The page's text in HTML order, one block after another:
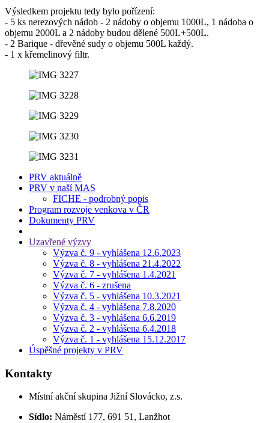
Výsledkem projektu tedy bylo pořízení:
- 5 ks nerezových nádob - 2 nádoby o objemu 1000L, 1 nádoba o
objemu 2000L a 2 nádoby budou dělené 500L+500L.
- 2 Barique - dřevěné sudy o objemu 500L každý.
- 1 x křemelinový filtr.
PRV aktuálně
PRV v naší MAS
FICHE - podrobný popis
Program rozvoje venkova v ČR
Dokumenty PRV
Uzavřené výzvy
Výzva č. 9 - vyhlášena 12.6.2023
Výzva č. 8 - vyhlášena 21.4.2022
Výzva č. 7 - vyhlášena 1.4.2021
Výzva č. 6 - zrušena
Výzva č. 5 - vyhlášena 10.3.2021
Výzva č. 4 - vyhlášena 7.8.2020
Výzva č. 3 - vyhlášena 6.6.2019
Výzva č. 2 - vyhlášena 6.4.2018
Výzva č. 1 - vyhlášena 15.12.2017
Úspěšné projekty v PRV
Kontakty
Místní akční skupina Jižní Slovácko, z.s.
Sídlo: Náměstí 177, 691 51, Lanžhot